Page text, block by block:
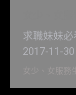
求職妹妹必
2017-11-30
女少、女服務